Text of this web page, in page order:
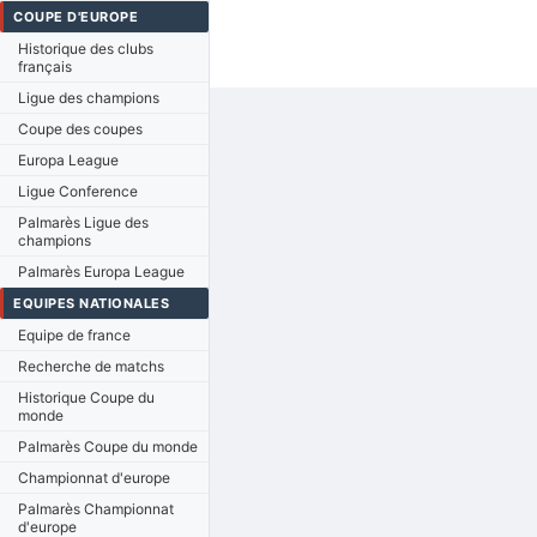
COUPE D'EUROPE
Historique des clubs
français
Ligue des champions
Coupe des coupes
Europa League
Ligue Conference
Palmarès Ligue des
champions
Palmarès Europa League
EQUIPES NATIONALES
Equipe de france
Recherche de matchs
Historique Coupe du
monde
Palmarès Coupe du monde
Championnat d'europe
Palmarès Championnat
d'europe